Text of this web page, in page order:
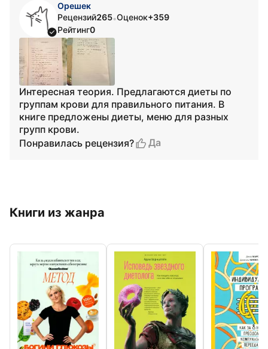
Орешек
Рецензий265•Оценок+359
Рейтинг0
Интересная теория. Предлагаются диеты по
группам крови для правильного питания. В
книге предложены диеты, меню для разных
групп крови.
Понравилась рецензия?
Да
Книги из жанра